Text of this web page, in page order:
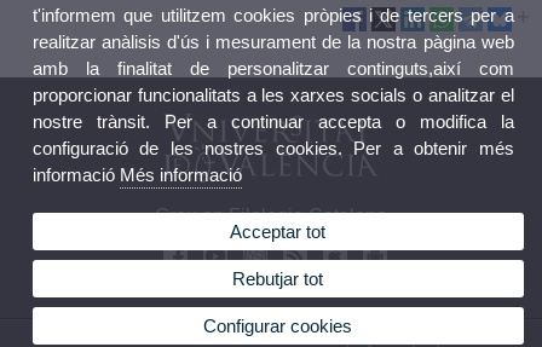
Grau en Filologia Catalana
© 2026 UV. - Av. Blasco Ibáñez, 32. 46010 València. Espanya. Tel. (+34) 96 386 42 54
t'informem que utilitzem cookies pròpies i de tercers per a
realitzar anàlisis d'ús i mesurament de la nostra pàgina web
amb la finalitat de personalitzar continguts,així com
proporcionar funcionalitats a les xarxes socials o analitzar el
nostre trànsit. Per a continuar accepta o modifica la
configuració de les nostres cookies. Per a obtenir més
informació Més informació
Acceptar tot
Rebutjar tot
Configurar cookies